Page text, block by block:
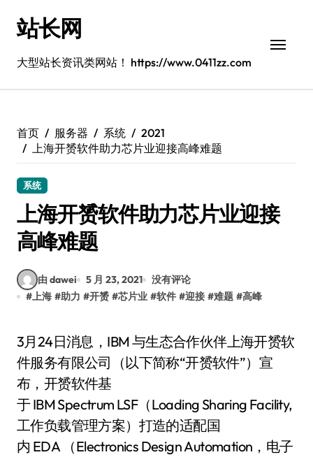
站长网
大型站长资讯类网站！ https://www.0411zz.com
首页 服务器 系统
2021
上海开赟软件助力芯片业迎接高峰难题
系统
上海开赟软件助力芯片业迎接
高峰难题
由 dawei 5 月 23, 2021
没有评论
#上海 #助力 #开赟 #芯片业 #软件 #迎接 #难题 #高峰
3月24日消息，IBM 与生态合作伙伴上海开赟软
件服务有限公司（以下简称“开赟软件”）宣
布，开赟软件基
于 IBM Spectrum LSF（Loading Sharing Facility,
工作负载管理方案）打造的适配国
内 EDA （Electronics Design Automation，电子